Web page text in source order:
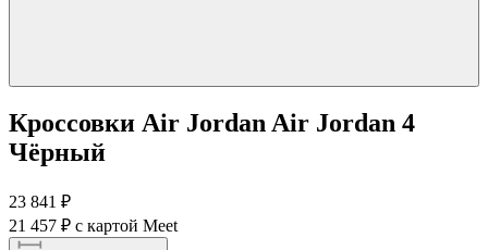
Кроссовки Air Jordan Air Jordan 4
Чёрный
23 841 ₽
21 457 ₽ с картой Meet